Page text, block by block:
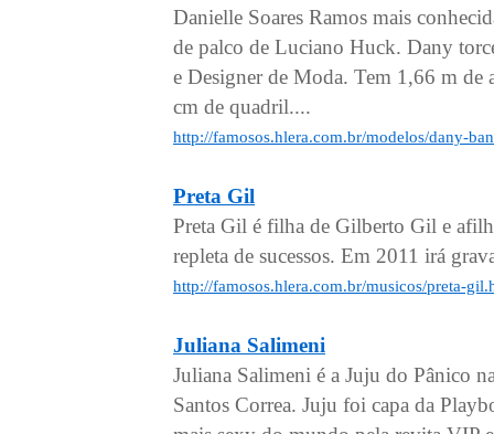
Danielle Soares Ramos mais
de palco de Luciano Huck. Dany
e Designer de Moda. Tem 1,66 m
cm de quadril....
http://famosos.hlera.com.br/modelos/dany-
Preta Gil
Preta Gil é filha de Gilberto Gil e
repleta de sucessos. Em 2011 irá
http://famosos.hlera.com.br/musicos/preta-
Juliana Salimeni
Juliana Salimeni é a Juju do Pânico
Santos Correa. Juju foi capa da